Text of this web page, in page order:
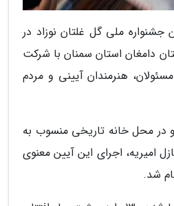
جشنواره ملی گل غلتان نوزاد در
دامغان استان سمنان با شرکت
هنرمندان آیینی و مردم
در محل خانه تاریخی منسوب به
امیریه، اجرای این آیین معنوی